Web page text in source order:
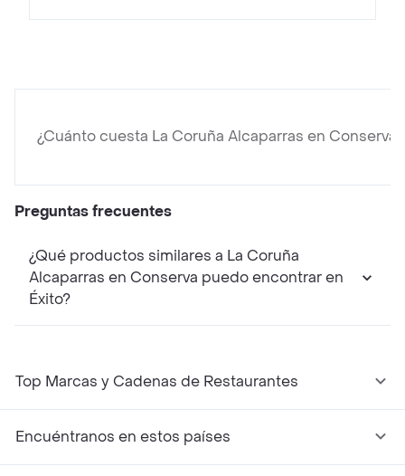
¿Cuánto cuesta La Coruña Alcaparras en Conserva?
Preguntas frecuentes
¿Qué productos similares a La Coruña
Alcaparras en Conserva puedo encontrar en
Éxito?
Top Marcas y Cadenas de Restaurantes
Encuéntranos en estos países